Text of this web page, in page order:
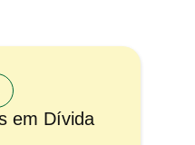
em Dívida